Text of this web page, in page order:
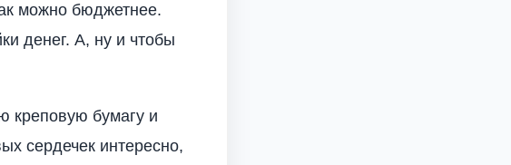
можно бюджетнее.
денег. А, ну и чтобы
креповую бумагу и
сердечек интересно,